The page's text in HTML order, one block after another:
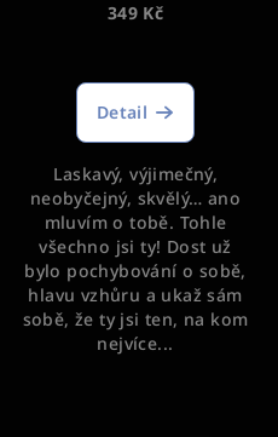
349 Kč
hodnocení
produktu
z
5
hvězdiček.
Detail
Laskavý, výjimečný,
neobyčejný, skvělý… ano
mluvím o tobě. Tohle
všechno jsi ty! Dost už
bylo pochybování o sobě,
hlavu vzhůru a ukaž sám
sobě, že ty jsi ten, na kom
nejvíce...